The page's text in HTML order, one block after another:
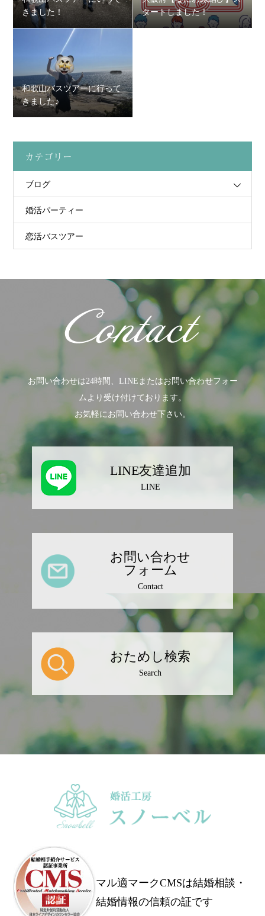
きました！
タートしました！
和歌山バスツアーに行って
きました♪
カテゴリー
ブログ
婚活パーティー
恋活バスツアー
お問い合わせは24時間、LINEまたはお問い合わせフォー
ムより受け付けております。
お気軽にお問い合わせ下さい。
LINE友達追加
LINE
お問い合わせ
フォーム
Contact
おためし検索
Search
マル適マークCMSは結婚相談・
結婚情報の信頼の証です